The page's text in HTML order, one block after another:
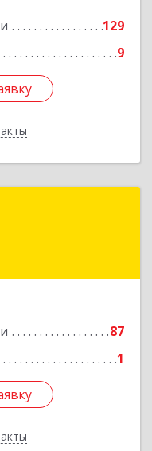
129
9
Подробнее
87
1
Ленина ул, дом №